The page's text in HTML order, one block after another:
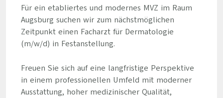
Für ein etabliertes und modernes MVZ im Raum
Augsburg suchen wir zum nächstmöglichen
Zeitpunkt einen Facharzt für Dermatologie
(m/w/d) in Festanstellung.
Freuen Sie sich auf eine langfristige Perspektive
in einem professionellen Umfeld mit moderner
Ausstattung, hoher medizinischer Qualität,